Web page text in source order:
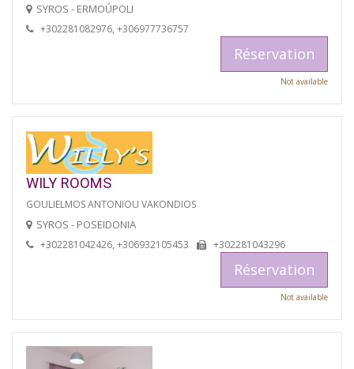
SYROS - ERMOÚPOLI
+302281082976, +306977736757
Réservation
Not available
WILY ROOMS
GOULIELMOS ANTONIOU VAKONDIOS
SYROS - POSEIDONIA
+302281042426, +306932105453 +302281043296
Réservation
Not available